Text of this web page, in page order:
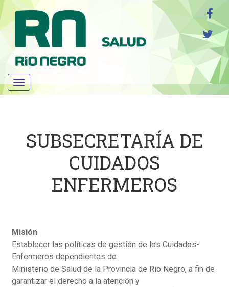
Menú
SUBSECRETARÍA DE
CUIDADOS
ENFERMEROS
Misión
Establecer las políticas de gestión de los Cuidados-
Enfermeros dependientes de
Ministerio de Salud de la Provincia de Rio Negro, a fin de
garantizar el derecho a la atención y